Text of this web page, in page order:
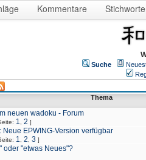
Kommentare Stichworte
Suche
Thema
neuen wadoku - Forum
1 2 ]
Neue EPWING-Version verfügbar
1 2 3 ]
oder "etwas Neues"?